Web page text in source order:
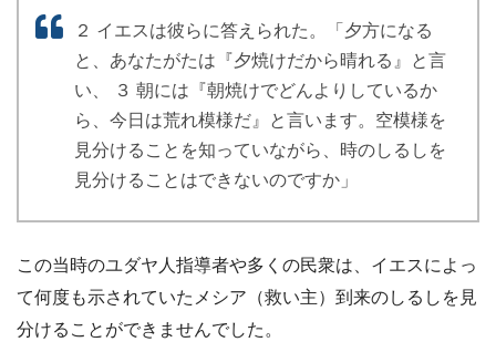
２ イエスは彼らに答えられた。「夕方になる
と、あなたがたは『夕焼けだから晴れる』と言
い、 ３ 朝には『朝焼けでどんよりしているか
ら、今日は荒れ模様だ』と言います。空模様を
見分けることを知っていながら、時のしるしを
見分けることはできないのですか」
この当時のユダヤ人指導者や多くの民衆は、イエスによっ
て何度も示されていたメシア（救い主）到来のしるしを見
分けることができませんでした。